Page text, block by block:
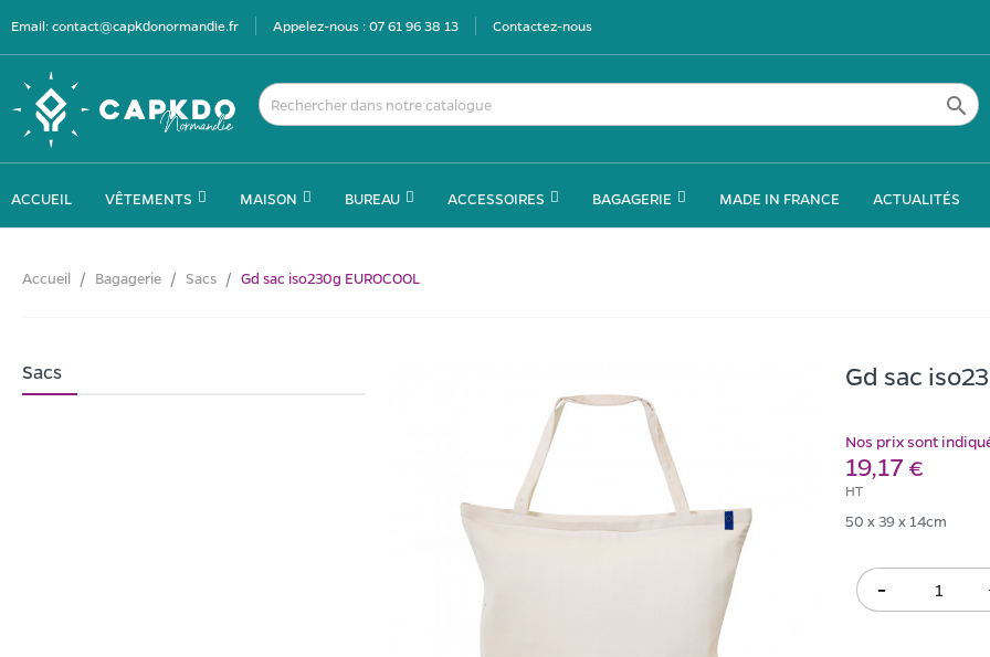
Email:contact@capkdonormandie.fr Appelez-nous :07 61 96 38 13 Contactez-nous

ACCUEIL VÊTEMENTS MAISON BUREAU ACCESSOIRES BAGAGERIE MADE IN FRANCE ACTUALITÉS
Accueil Bagagerie Sacs Gd sac iso230g EUROCOOL
Sacs Gd sac
Nos prix sont
19,17 €
HT
50 x 39 x 14cm